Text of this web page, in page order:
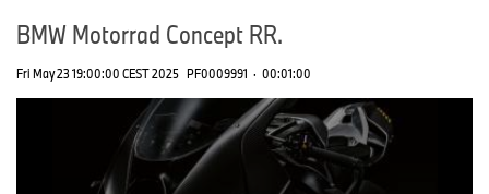
BMW Motorrad Concept RR.
Fri May 23 19:00:00 CEST 2025 PF0009991 · 00:01:00